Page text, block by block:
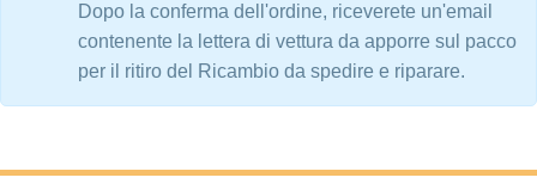
Dopo la conferma dell'ordine, riceverete un'email
contenente la lettera di vettura da apporre sul pacco
per il ritiro del Ricambio da spedire e riparare.